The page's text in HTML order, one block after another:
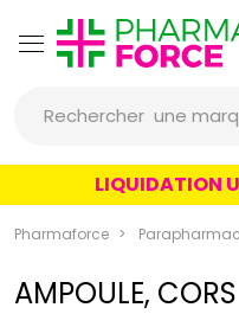
Rechercher une
un
une
LIQUIDATION
Pharmaforce
AMPOULE,